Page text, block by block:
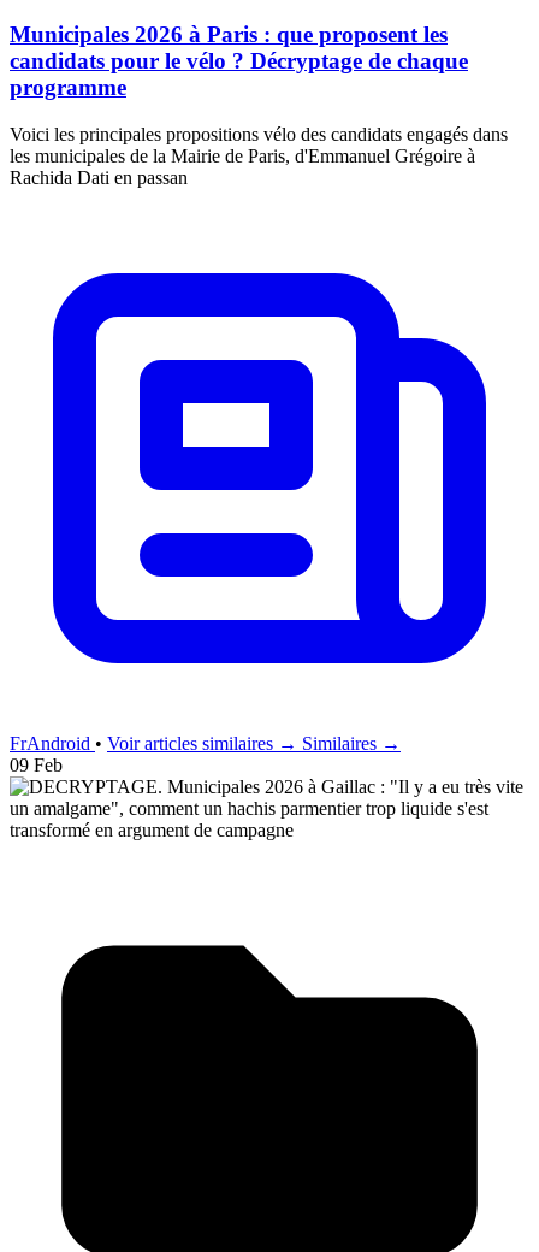
Municipales 2026 à Paris : que proposent les
candidats pour le vélo ? Décryptage de chaque
programme
Voici les principales propositions vélo des candidats engagés dans
les municipales de la Mairie de Paris, d'Emmanuel Grégoire à
Rachida Dati en passan
FrAndroid • Voir articles similaires → Similaires →
09 Feb